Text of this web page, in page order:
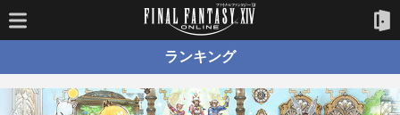
ランキング